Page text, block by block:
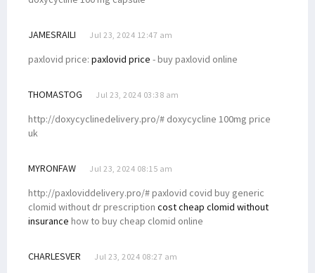
JAMESRAILI Jul 23, 2024 12:47 am
paxlovid price: paxlovid price - buy paxlovid online
THOMASTOG Jul 23, 2024 03:38 am
http://doxycyclinedelivery.pro/# doxycycline 100mg price
uk
MYRONFAW Jul 23, 2024 08:15 am
http://paxloviddelivery.pro/# paxlovid covid buy generic
clomid without dr prescription cost cheap clomid without
insurance how to buy cheap clomid online
CHARLESVER Jul 23, 2024 08:27 am